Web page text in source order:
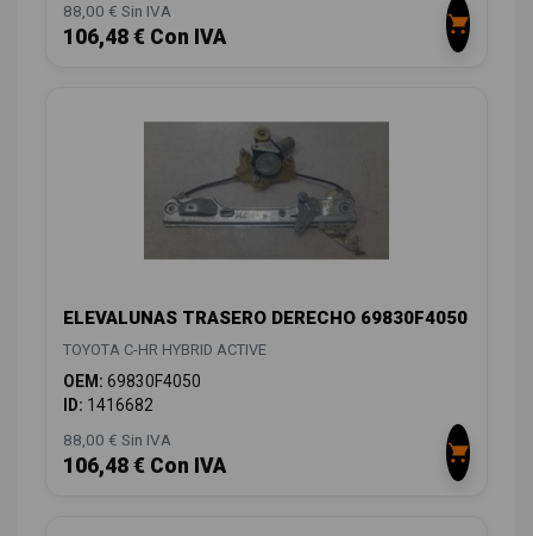
88,00 € Sin IVA
106,48 € Con IVA
ELEVALUNAS TRASERO DERECHO 69830F4050
TOYOTA C-HR HYBRID ACTIVE
OEM: 69830F4050
ID: 1416682
88,00 € Sin IVA
106,48 € Con IVA